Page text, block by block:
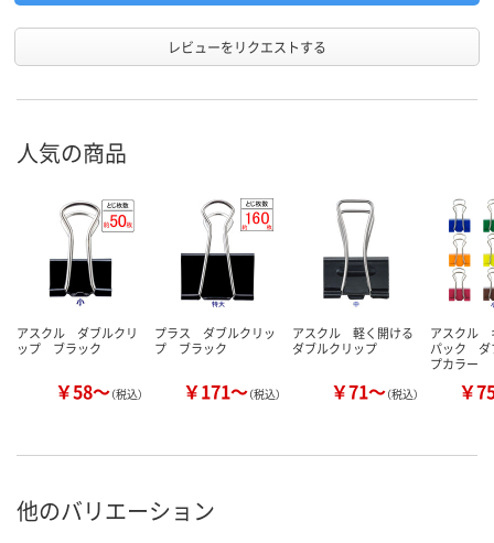
レビューをリクエストする
人気の商品
アスクル ダブルクリ
ップ ブラック
￥58～（税込）
プラス ダブルクリッ
プ ブラック
￥171～（税込）
アスクル 軽く開ける
ダブルクリップ
￥71～（税込）
アスクル
パック ダ
プカラー
￥
他のバリエーション